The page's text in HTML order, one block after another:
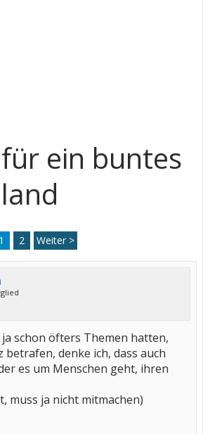
ein buntes
1 2 Weiter >
schon öfters Themen hatten,
betrafen, denke ich, dass auch
es um Menschen geht, ihren
muss ja nicht mitmachen)